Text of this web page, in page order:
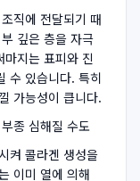
직에 전달되기 때
깊은 층을 자극
지는 표피와 진
수 있습니다. 특히
가능성이 큽니다.
종 심해질 수도
켜 콜라겐 생성을
이미 열에 의해